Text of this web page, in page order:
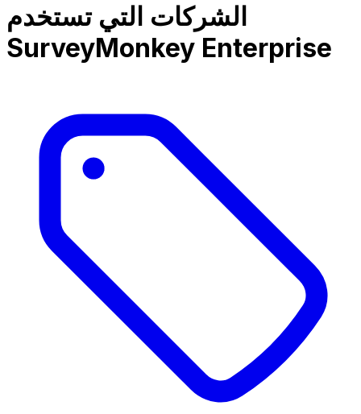
الشركات التي تستخدم
SurveyMonkey Enterprise